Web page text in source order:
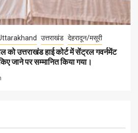
उत्तराखंड देहरादून/मसूरी
को उत्तराखंड हाई कोर्ट में सेंट्रल गवर्नमेंट
जाने पर सम्मानित किया गया।